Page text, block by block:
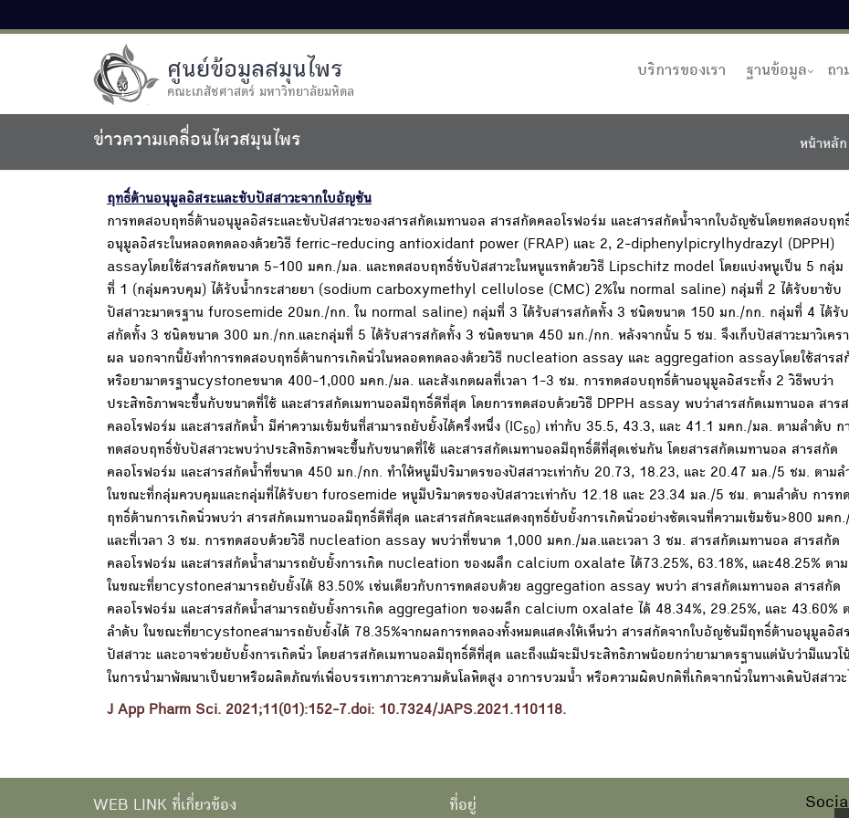
ศูนย์ข้อมูลสมุนไพร
คณะเภสัชศาสตร์ มหาวิทยาลัยมหิดล
บริการของเรา ฐานข้อมูล ถา
ข่าวความเคลื่อนไหวสมุนไพร หน้าหลัก
ฤทธิ์ต้านอนุมูลอิสระและขับปัสสาวะจากใบอัญชัน
การทดสอบฤทธิ์ต้านอนุมูลอิสระและขับปัสสาวะของสารสกัดเมทานอล สารสกัดคลอโรฟอร์ม และสารสกัดน้ำจากใบอัญชันโดยทดสอบฤท
อนุมูลอิสระในหลอดทดลองด้วยวิธี ferric-reducing antioxidant power (FRAP) และ 2, 2-diphenylpicrylhydrazyl (DPPH)
assayโดยใช้สารสกัดขนาด 5-100 มคก./มล. และทดสอบฤทธิ์ขับปัสสาวะในหนูแรทด้วยวิธี Lipschitz model โดยแบ่งหนูเป็น 5 กลุ่ม
ที่ 1 (กลุ่มควบคุม) ได้รับน้ำกระสายยา (sodium carboxymethyl cellulose (CMC) 2%ใน normal saline) กลุ่มที่ 2 ได้รับยาขับ
ปัสสาวะมาตรฐาน furosemide 20มก./กก. ใน normal saline) กลุ่มที่ 3 ได้รับสารสกัดทั้ง 3 ชนิดขนาด 150 มก./กก. กลุ่มที่ 4 ได้รับ
สกัดทั้ง 3 ชนิดขนาด 300 มก./กก.และกลุ่มที่ 5 ได้รับสารสกัดทั้ง 3 ชนิดขนาด 450 มก./กก. หลังจากนั้น 5 ชม. จึงเก็บปัสสาวะมาวิเคร
ผล นอกจากนี้ยังทำการทดสอบฤทธิ์ต้านการเกิดนิ่วในหลอดทดลองด้วยวิธี nucleation assay และ aggregation assayโดยใช้สารส
หรือยามาตรฐานcystoneขนาด 400-1,000 มคก./มล. และสังเกตผลที่เวลา 1-3 ชม. การทดสอบฤทธิ์ต้านอนุมูลอิสระทั้ง 2 วิธีพบว่า
ประสิทธิภาพจะขึ้นกับขนาดที่ใช้ และสารสกัดเมทานอลมีฤทธิ์ดีที่สุด โดยการทดสอบด้วยวิธี DPPH assay พบว่าสารสกัดเมทานอล สาร
คลอโรฟอร์ม และสารสกัดน้ำ มีค่าความเข้มข้นที่สามารถยับยั้งได้ครึ่งหนึ่ง (IC50 ) เท่ากับ 35.5, 43.3, และ 41.1 มคก./มล. ตามลำดับ ก
ทดสอบฤทธิ์ขับปัสสาวะพบว่าประสิทธิภาพจะขึ้นกับขนาดที่ใช้ และสารสกัดเมทานอลมีฤทธิ์ดีที่สุดเช่นกัน โดยสารสกัดเมทานอล สารสกัด
คลอโรฟอร์ม และสารสกัดน้ำที่ขนาด 450 มก./กก. ทำให้หนูมีปริมาตรของปัสสาวะเท่ากับ 20.73, 18.23, และ 20.47 มล./5 ชม. ตามล
ในขณะที่กลุ่มควบคุมและกลุ่มที่ได้รับยา furosemide หนูมีปริมาตรของปัสสาวะเท่ากับ 12.18 และ 23.34 มล./5 ชม. ตามลำดับ การท
ฤทธิ์ต้านการเกิดนิ่วพบว่า สารสกัดเมทานอลมีฤทธิ์ดีที่สุด และสารสกัดจะแสดงฤทธิ์ยับยั้งการเกิดนิ่วอย่างชัดเจนที่ความเข้มข้น>800 มคก
และที่เวลา 3 ชม. การทดสอบด้วยวิธี nucleation assay พบว่าที่ขนาด 1,000 มคก./มล.และเวลา 3 ชม. สารสกัดเมทานอล สารสกัด
คลอโรฟอร์ม และสารสกัดน้ำสามารถยับยั้งการเกิด nucleation ของผลึก calcium oxalate ได้73.25%, 63.18%, และ48.25% ตา
ในขณะที่ยาcystoneสามารถยับยั้งได้ 83.50% เช่นเดียวกับการทดสอบด้วย aggregation assay พบว่า สารสกัดเมทานอล สารสกัด
คลอโรฟอร์ม และสารสกัดน้ำสามารถยับยั้งการเกิด aggregation ของผลึก calcium oxalate ได้ 48.34%, 29.25%, และ 43.60%
ลำดับ ในขณะที่ยาcystoneสามารถยับยั้งได้ 78.35%จากผลการทดลองทั้งหมดแสดงให้เห็นว่า สารสกัดจากใบอัญชันมีฤทธิ์ต้านอนุมูลอิส
ปัสสาวะ และอาจช่วยยับยั้งการเกิดนิ่ว โดยสารสกัดเมทานอลมีฤทธิ์ดีที่สุด และถึงแม้จะมีประสิทธิภาพน้อยกว่ายามาตรฐานแต่นับว่ามีแนวโ
ในการนำมาพัฒนาเป็นยาหรือผลิตภัณฑ์เพื่อบรรเทาภาวะความดันโลหิตสูง อาการบวมน้ำ หรือความผิดปกติที่เกิดจากนิ่วในทางเดินปัสสาวะ
J App Pharm Sci. 2021;11(01):152-7.doi: 10.7324/JAPS.2021.110118.
WEB LINK ที่เกี่ยวข้อง ที่อยู่